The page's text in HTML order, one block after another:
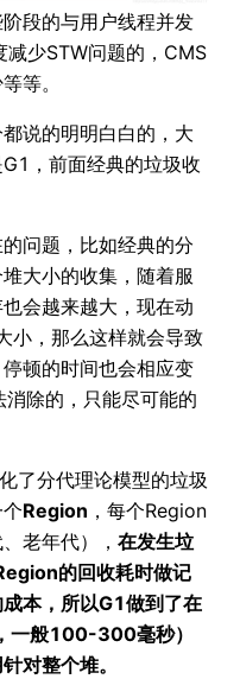
段的与用户线程并发
少STW问题的，CMS
等。
说的明明白白的，大
，前面经典的垃圾收
问题，比如经典的分
大小的收集，随着服
会越来越大，现在动
小，那么这样就会导致
顿的时间也会相应变
除的，只能尽可能的
了分代理论模型的垃圾
Region ，每个Region
老年代）， 在发生垃
的回收耗时做记
本，所以G1做到了在
一般100-300毫秒）
对整个堆。